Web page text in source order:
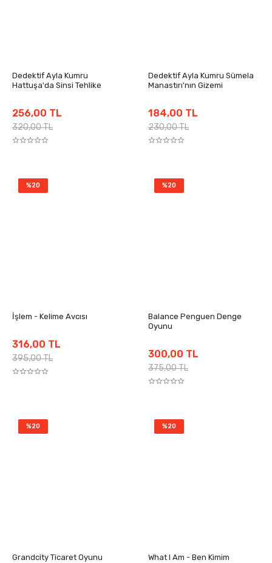
Dedektif Ayla Kumru
Hattuşa'da Sinsi Tehlike
256,00 TL
320,00 TL
Dedektif Ayla Kumru Sümela
Manastırı'nın Gizemi
184,00 TL
230,00 TL
%20
İşlem - Kelime Avcısı
316,00 TL
395,00 TL
%20
Balance Penguen Denge
Oyunu
300,00 TL
375,00 TL
%20
Grandcity Ticaret Oyunu
%20
What I Am - Ben Kimim